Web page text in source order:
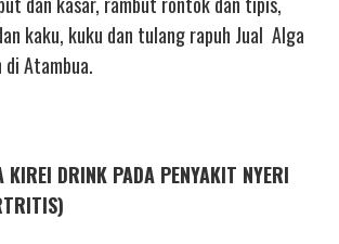
kaku, kuku dan tulang rapuh Jual Alga
Atambua.
KIREI DRINK PADA PENYAKIT NYERI